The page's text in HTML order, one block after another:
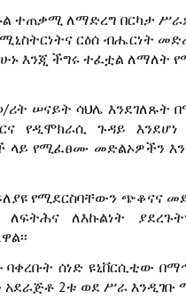
ተጠቃሚ ለማድረግ በርካታ
ርዕሰ ብሔርነት
እንጂ ችግሩ ተፈቷል ለማለት
ሠናይት ሳህሌ እንደገለጹት
የዲሞክራሲ ጉዳይ
የሚፈፀሙ መድልኦዎችን
የሚደርስባቸውን ጭቆናና
ለፍትሕና ለእኩልነት
ሰነድ ዩኒቨርሲቲው
2ቱ ወደ ሥራ እንዲገቡ